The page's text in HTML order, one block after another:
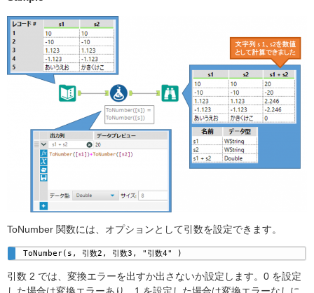
ToNumber 関数には、オプションとして引数を設定できます。
ToNumber(s, 引数2, 引数3, "引数4" )
引数 2 では、変換エラーを出すか出さないか設定します。0 を設定
した場合は変換エラーあり、1 を設定した場合は変換エラーなしに